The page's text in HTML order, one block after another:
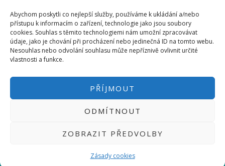
Abychom poskytli co nejlepší služby, používáme k ukládání a/nebo
přístupu k informacím o zařízení, technologie jako jsou soubory
cookies. Souhlas s těmito technologiemi nám umožní zpracovávat
údaje, jako je chování při procházení nebo jedinečná ID na tomto webu.
Nesouhlas nebo odvolání souhlasu může nepříznivě ovlivnit určité
vlastnosti a funkce.
PŘÍJMOUT
ODMÍTNOUT
ZOBRAZIT PŘEDVOLBY
Zásady cookies
PŘIHLÁSIT SE|
BASTLÍRNU PROVOZUJE E-SHOP